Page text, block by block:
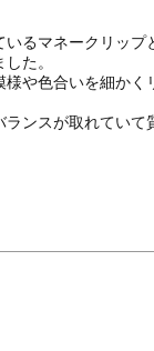
るマネークリップ
た。
や色合いを細かく
ンスが取れていて